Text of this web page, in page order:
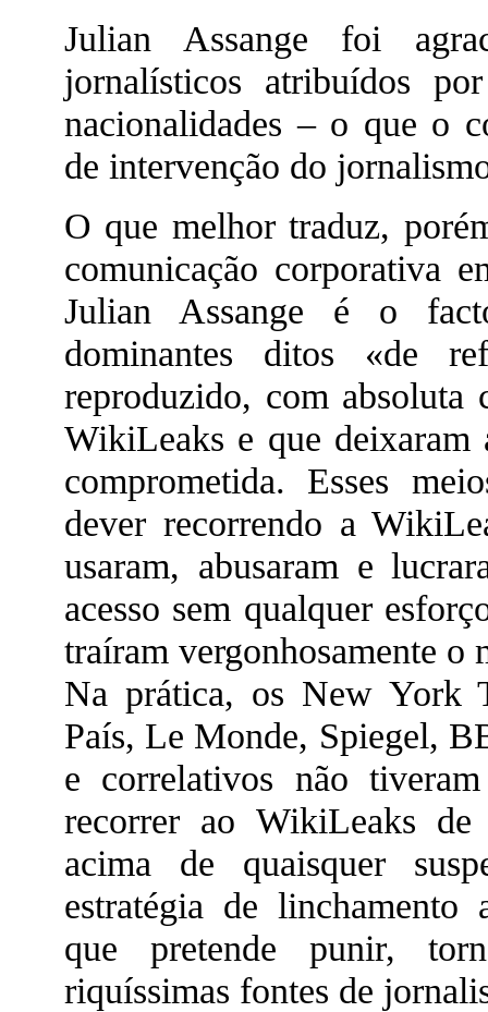
Julian Assange foi
jornalísticos atribuídos
nacionalidades – o que o
de intervenção do
O que melhor traduz,
comunicação corporativa
Julian Assange é o
dominantes ditos «de
reproduzido, com absoluta
WikiLeaks e que deixaram
comprometida. Esses
dever recorrendo a
usaram, abusaram e
acesso sem qualquer
traíram vergonhosamente o
Na prática, os New York
País, Le Monde, Spiegel,
e correlativos não
recorrer ao WikiLeaks
acima de quaisquer
estratégia de linchamento
que pretende punir,
riquíssimas fontes de